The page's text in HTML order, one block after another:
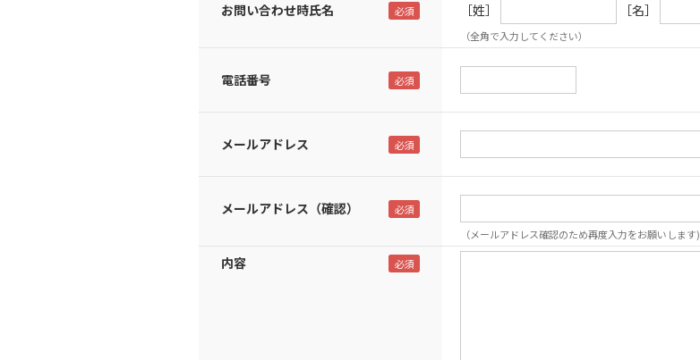
お問い合わせ時氏名 ［姓］ ［名］
（全角で入力してください）
電話番号
メールアドレス
メールアドレス（確認）
（メールアドレス確認のため再度入力をお願いします)
内容